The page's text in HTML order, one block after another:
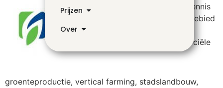
Prijzen
Over
levert kennis
op het gebied
commerciële
groenteproductie, vertical farming, stadslandbouw,